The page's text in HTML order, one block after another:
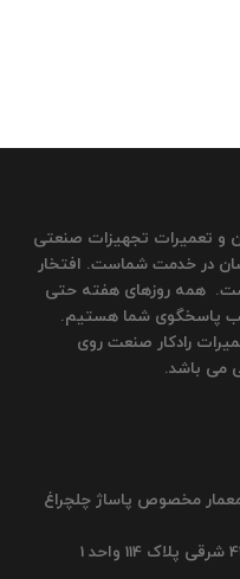
و تعمیرات تجهیزات صنعتی
در خدمت شماست. افتخار
است. همه روزهای هفته حتی
تعطیل از ساعت 8 صبح تا 10 شب پاسخگوی شما هستیم.
رادکار صنعت روی
می باشد.
معمار مخصوص پاساژ چلچراغ